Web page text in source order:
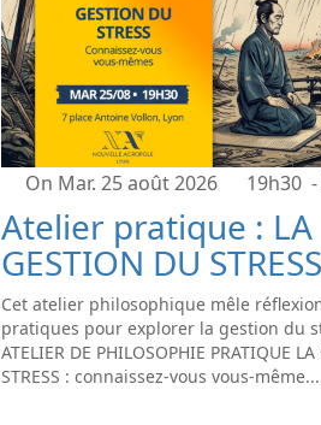
On Mar. 25 août 2026 19h30
Atelier pratique : LA
GESTION DU STRESS
Cet atelier philosophique mêle
pratiques pour explorer la gestion du
ATELIER DE PHILOSOPHIE PRATIQUE
STRESS : connaissez-vous vous-